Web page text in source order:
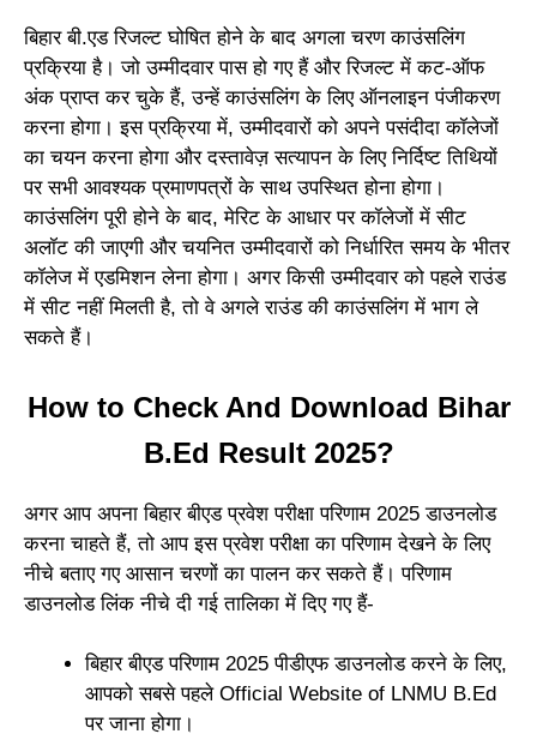
बिहार बी.एड रिजल्ट घोषित होने के बाद अगला चरण काउंसलिंग
प्रक्रिया है। जो उम्मीदवार पास हो गए हैं और रिजल्ट में कट-ऑफ
अंक प्राप्त कर चुके हैं, उन्हें काउंसलिंग के लिए ऑनलाइन पंजीकरण
करना होगा। इस प्रक्रिया में, उम्मीदवारों को अपने पसंदीदा कॉलेजों
का चयन करना होगा और दस्तावेज़ सत्यापन के लिए निर्दिष्ट तिथियों
पर सभी आवश्यक प्रमाणपत्रों के साथ उपस्थित होना होगा।
काउंसलिंग पूरी होने के बाद, मेरिट के आधार पर कॉलेजों में सीट
अलॉट की जाएगी और चयनित उम्मीदवारों को निर्धारित समय के भीतर
कॉलेज में एडमिशन लेना होगा। अगर किसी उम्मीदवार को पहले राउंड
में सीट नहीं मिलती है, तो वे अगले राउंड की काउंसलिंग में भाग ले
सकते हैं।
How to Check And Download Bihar
B.Ed Result 2025?
अगर आप अपना बिहार बीएड प्रवेश परीक्षा परिणाम 2025 डाउनलोड
करना चाहते हैं, तो आप इस प्रवेश परीक्षा का परिणाम देखने के लिए
नीचे बताए गए आसान चरणों का पालन कर सकते हैं। परिणाम
डाउनलोड लिंक नीचे दी गई तालिका में दिए गए हैं-
बिहार बीएड परिणाम 2025 पीडीएफ डाउनलोड करने के लिए,
आपको सबसे पहले Official Website of LNMU B.Ed
पर जाना होगा।